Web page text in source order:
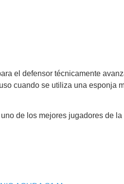
el defensor técnicamente
cuando se utiliza una esponja
de los mejores jugadores de